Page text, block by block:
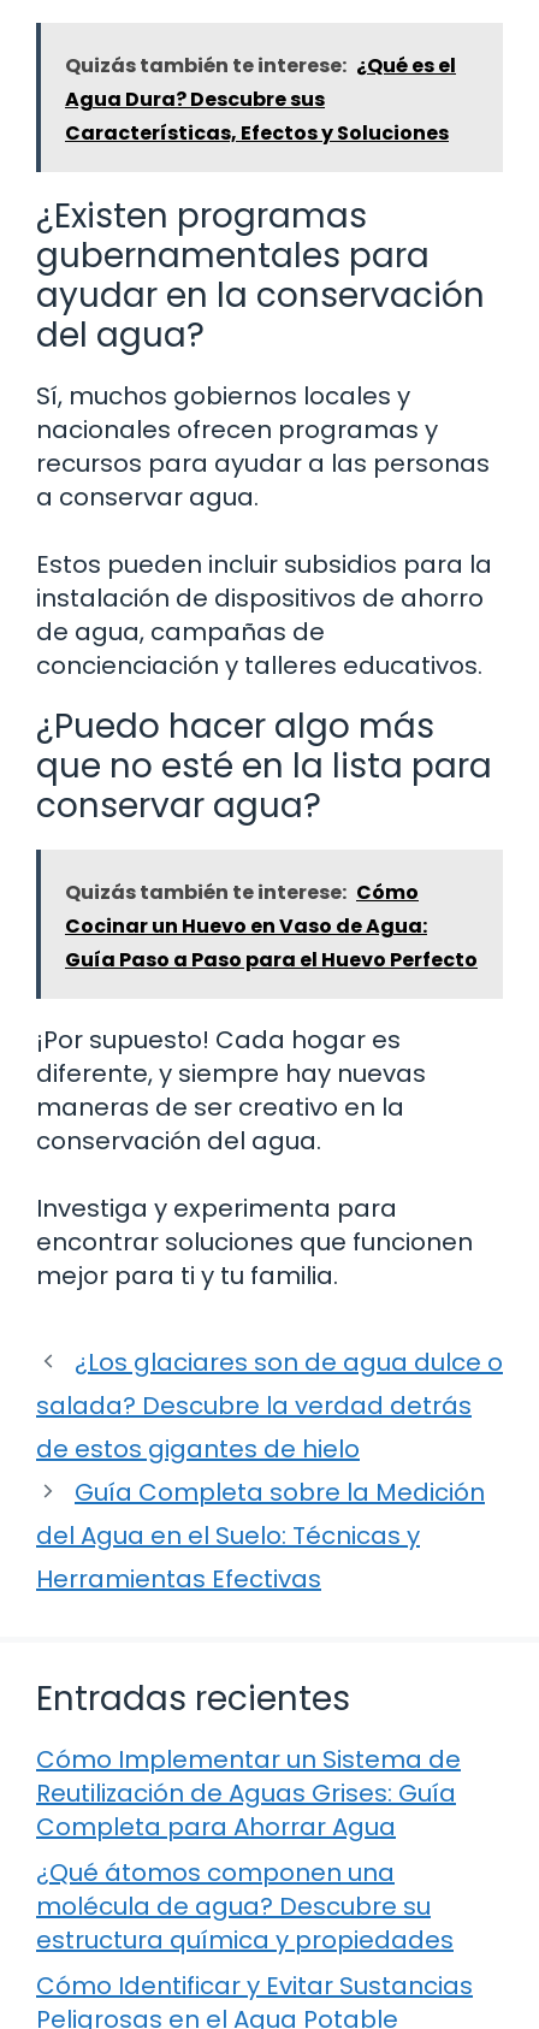
Quizás también te interese: ¿Qué es el
Agua Dura? Descubre sus
Características, Efectos y Soluciones
¿Existen programas
gubernamentales para
ayudar en la conservación
del agua?
Sí, muchos gobiernos locales y
nacionales ofrecen programas y
recursos para ayudar a las personas
a conservar agua.
Estos pueden incluir subsidios para la
instalación de dispositivos de ahorro
de agua, campañas de
concienciación y talleres educativos.
¿Puedo hacer algo más
que no esté en la lista para
conservar agua?
Quizás también te interese: Cómo
Cocinar un Huevo en Vaso de Agua:
Guía Paso a Paso para el Huevo Perfecto
¡Por supuesto! Cada hogar es
diferente, y siempre hay nuevas
maneras de ser creativo en la
conservación del agua.
Investiga y experimenta para
encontrar soluciones que funcionen
mejor para ti y tu familia.
¿Los glaciares son de agua dulce o
salada? Descubre la verdad detrás
de estos gigantes de hielo
Guía Completa sobre la Medición
del Agua en el Suelo: Técnicas y
Herramientas Efectivas
Entradas recientes
Cómo Implementar un Sistema de
Reutilización de Aguas Grises: Guía
Completa para Ahorrar Agua
¿Qué átomos componen una
molécula de agua? Descubre su
estructura química y propiedades
Cómo Identificar y Evitar Sustancias
Peligrosas en el Agua Potable